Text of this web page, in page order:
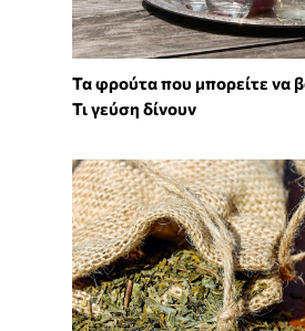
Τα φρούτα που μπορείτε να
Τι γεύση δίνουν